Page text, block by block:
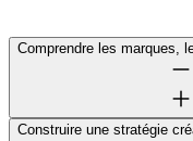
Comprendre les marques,
Construire une stratégie